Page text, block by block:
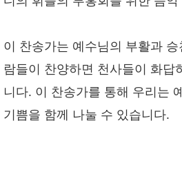
이 찬송가는 예수님의 부활과
람들이 찬양하면 천사들이 화답
니다. 이 찬송가를 통해 우리는
기쁨을 함께 나눌 수 있습니다.